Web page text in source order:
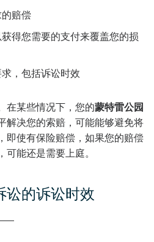
赔偿
得您需要的支付来覆盖您的损
，包括诉讼时效
在某些情况下，您的蒙特雷公园
解决您的索赔，可能能够避免将
即使有保险赔偿，如果您的赔偿
能还是需要上庭。
讼的诉讼时效